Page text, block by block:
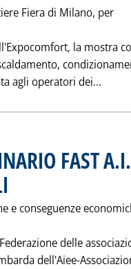
Fiera di Milano, per
la mostra
agli operatori dei...
FAST
e conseguenze
delle
dell'Aiee-